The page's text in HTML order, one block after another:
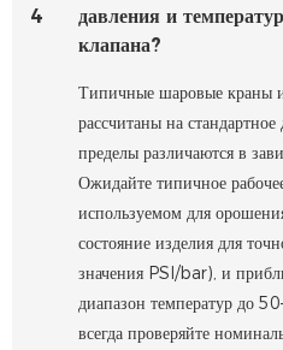
4
давления и
клапана?
Типичные шаровые краны
рассчитаны на
пределы различаются в
Ожидайте типичное
используемом для
состояние изделия для
значения PSI/bar), и
диапазон температур до
всегда проверяйте